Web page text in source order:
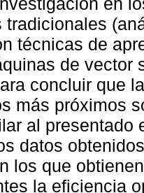
tradicionales
técnicas de
de vector
concluir que
más próximos
al presentado
datos
los que
la eficiencia